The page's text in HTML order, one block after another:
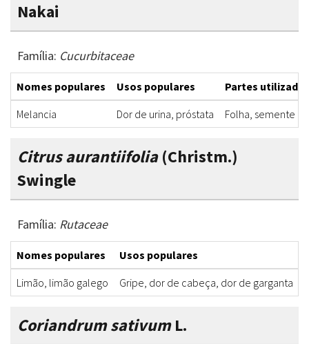
Nakai
Família: Cucurbitaceae
Nomes populares Usos populares
Partes utilizadas
Melancia
Dor de urina, próstata Folha, semente
Citrus aurantiifolia(Christm.)
Swingle
Família: Rutaceae
Nomes populares Usos populares
Limão, limão galego
Gripe, dor de cabeça, dor de garganta
Coriandrum sativumL.